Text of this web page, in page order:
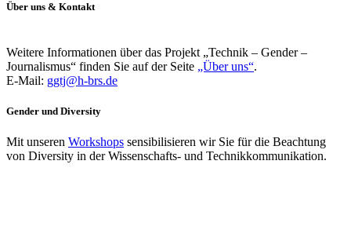
Über uns & Kontakt
Weitere Informationen über das Projekt „Technik – Gender –
Journalismus“ finden Sie auf der Seite „Über uns“.
E-Mail: ggtj@h-brs.de
Gender und Diversity
Mit unseren Workshops sensibilisieren wir Sie für die Beachtung
von Diversity in der Wissenschafts- und Technikkommunikation.